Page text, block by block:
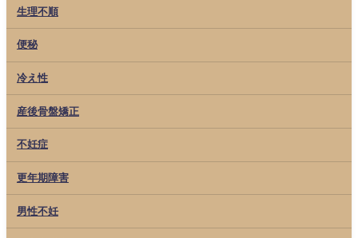
生理不順
便秘
冷え性
産後骨盤矯正
不妊症
更年期障害
男性不妊